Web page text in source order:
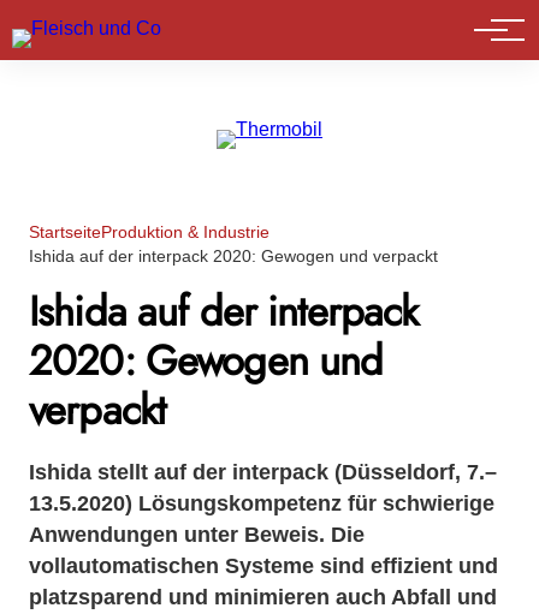
Marktführer
StartseiteProduktion & Industrie
Ishida auf der interpack 2020: Gewogen und verpackt
Ishida auf der interpack
2020: Gewogen und
verpackt
Ishida stellt auf der interpack (Düsseldorf, 7.–
13.5.2020) Lösungskompetenz für schwierige
Anwendungen unter Beweis. Die
vollautomatischen Systeme sind effizient und
platzsparend und minimieren auch Abfall und